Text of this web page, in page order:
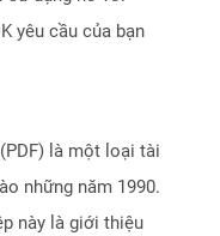
yêu cầu của bạn
là một loại tài
những năm 1990.
này là giới thiệu